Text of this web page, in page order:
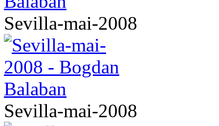
Sevilla-mai-2008
Sevilla-mai-2008